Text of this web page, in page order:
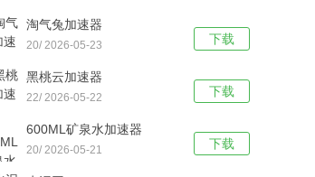
下载
淘气兔加速器
20/ 2026-05-23
下载
黑桃云加速器
22/ 2026-05-22
下载
600ML矿泉水加速器
20/ 2026-05-21